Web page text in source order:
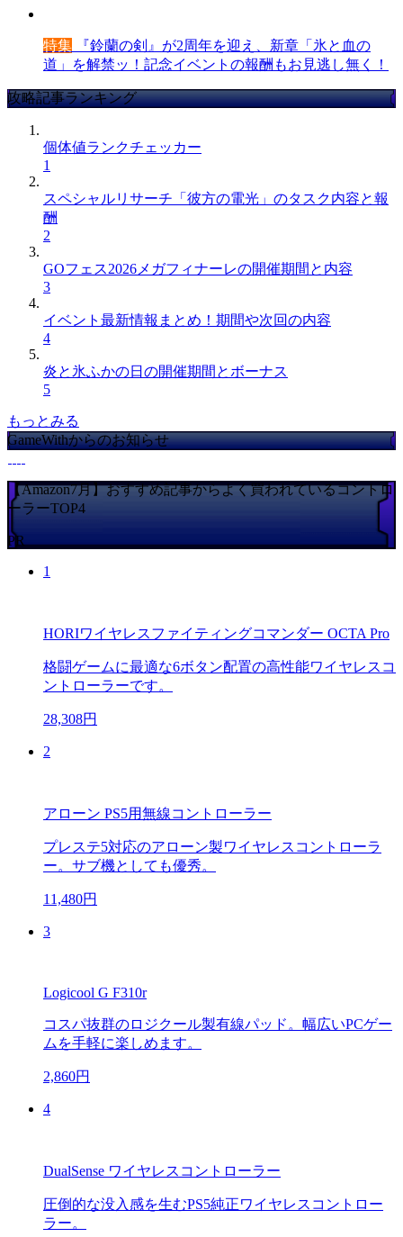
特集 『鈴蘭の剣』が2周年を迎え、新章「氷と血の
道」を解禁ッ！記念イベントの報酬もお見逃し無く！
攻略記事ランキング
個体値ランクチェッカー
1
スペシャルリサーチ「彼方の電光」のタスク内容と報
酬
2
GOフェス2026メガフィナーレの開催期間と内容
3
イベント最新情報まとめ！期間や次回の内容
4
炎と氷ふかの日の開催期間とボーナス
5
もっとみる
GameWithからのお知らせ
【Amazon7月】おすすめ記事からよく買われているコントロ
ーラーTOP4
PR
1
HORIワイヤレスファイティングコマンダー OCTA Pro
格闘ゲームに最適な6ボタン配置の高性能ワイヤレスコ
ントローラーです。
28,308円
2
アローン PS5用無線コントローラー
プレステ5対応のアローン製ワイヤレスコントローラ
ー。サブ機としても優秀。
11,480円
3
Logicool G F310r
コスパ抜群のロジクール製有線パッド。幅広いPCゲー
ムを手軽に楽しめます。
2,860円
4
DualSense ワイヤレスコントローラー
圧倒的な没入感を生むPS5純正ワイヤレスコントロー
ラー。